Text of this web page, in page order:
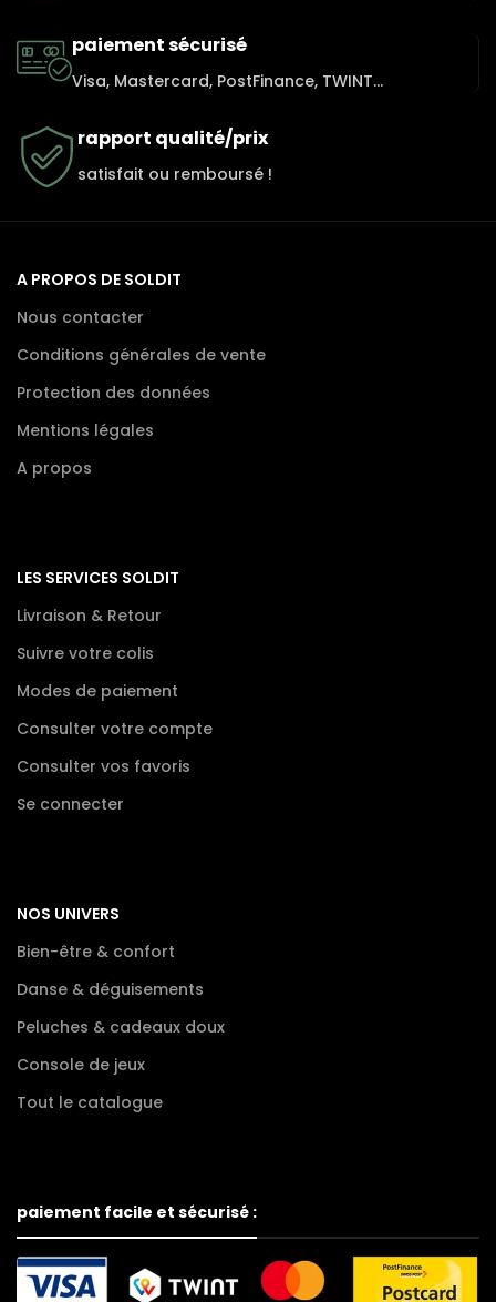
paiement sécurisé
Visa, Mastercard, PostFinance, TWINT...
rapport qualité/prix
satisfait ou remboursé !
A PROPOS DE SOLDIT
Nous contacter
Conditions générales de vente
Protection des données
Mentions légales
A propos
LES SERVICES SOLDIT
Livraison & Retour
Suivre votre colis
Modes de paiement
Consulter votre compte
Consulter vos favoris
Se connecter
NOS UNIVERS
Bien-être & confort
Danse & déguisements
Peluches & cadeaux doux
Console de jeux
Tout le catalogue
paiement facile et sécurisé :